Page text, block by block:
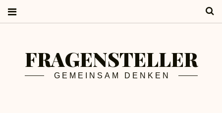
FRAGENSTELLER
GEMEINSAM DENKEN